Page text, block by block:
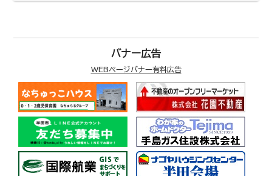
バナー広告
WEBページバナー有料広告